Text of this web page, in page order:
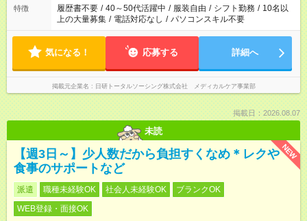
合は応募できません。
特徴 履歴書不要 / 40～50代活躍中 / 服装自由 / シフト勤務 / 10名以
上の大量募集 / 電話対応なし / パソコンスキル不要
気になる！ 応募する 詳細へ
掲載元企業名 日研トータルソーシング株式会社 メディカルケア事業部
掲載日：2026.08.07
未読
NEW
【週3日～】少人数だから負担すくなめ＊レクや
食事のサポートなど
派遣 職種未経験OK 社会人未経験OK
ブランクOK
WEB登録・面接OK